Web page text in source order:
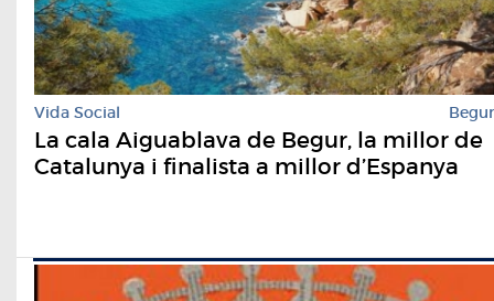
Vida Social Begur
La cala Aiguablava de Begur, la millor de
Catalunya i finalista a millor d’Espanya